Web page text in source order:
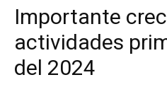
Importante
actividades
del 2024